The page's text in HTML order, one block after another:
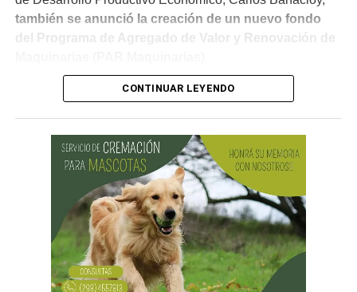
El pago del Fondo Compensador se integra así a una
financiamiento e incorporación de infraestructura
preventiva. El objetivo es atender las consecuencias
la superficie protegida con malla antigranizo.
también se anunció la creación de un nuevo fondo
del Programa de Agregado de Valor y Renovación de
En este marco, Weretilneck puso el foco en lo que el
productor frente a un fenómeno que golpea de lleno su
capital y recordó lo que implica una tormenta para una
chacra, donde el granizo puede arrasar en minutos con
una inversión sostenida durante toda la temporada. «Es
la pérdida de lo que uno tiene como capital; es como si
de un día para otro usted no tuviera nada de lo que
tenía», afirmó. En esa línea, remarcó que la protección de
la producción no solo evita el daño, sino que «también
CONTINUAR LEYENDO